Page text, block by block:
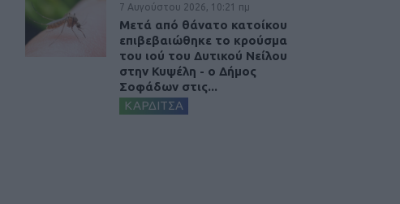
7 Αυγούστου 2026, 10:21 πμ
Μετά από θάνατο κατοίκου
επιβεβαιώθηκε το κρούσμα
του ιού του Δυτικού Νείλου
στην Κυψέλη - ο Δήμος
Σοφάδων στις...
ΚΑΡΔΙΤΣΑ